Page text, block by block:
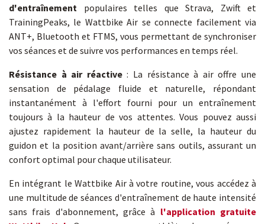
d'entraînement populaires telles que Strava, Zwift et
TrainingPeaks, le Wattbike Air se connecte facilement via
ANT+, Bluetooth et FTMS, vous permettant de synchroniser
vos séances et de suivre vos performances en temps réel.
Résistance à air réactive: La résistance à air offre une
sensation de pédalage fluide et naturelle, répondant
instantanément à l'effort fourni pour un entraînement
toujours à la hauteur de vos attentes. Vous pouvez aussi
ajustez rapidement la hauteur de la selle, la hauteur du
guidon et la position avant/arrière sans outils, assurant un
confort optimal pour chaque utilisateur.
En intégrant le Wattbike Air à votre routine, vous accédez à
une multitude de séances d'entraînement de haute intensité
sans frais d'abonnement, grâce à l'application gratuite